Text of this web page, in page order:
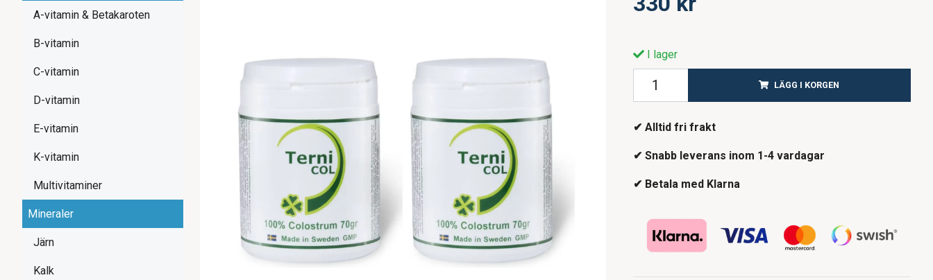
A-vitamin & Betakaroten
B-vitamin
C-vitamin
D-vitamin
E-vitamin
K-vitamin
Multivitaminer
Mineraler
Järn
Kalk
I lager
LÄGG I KORGEN
✔ Alltid fri frakt
✔ Snabb leverans inom 1-4 vardagar
✔ Betala med Klarna